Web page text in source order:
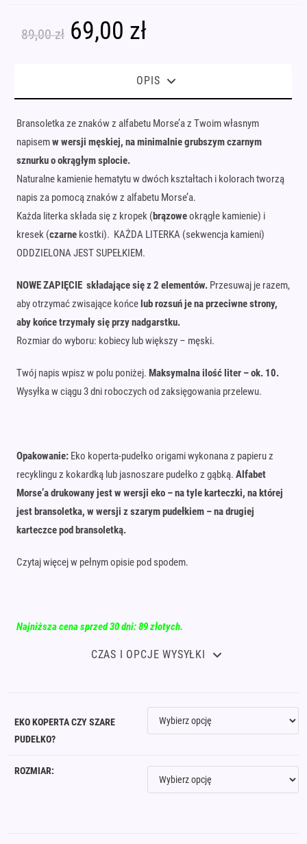
89,00zł
Pierwotna
cena
wynosiła:
69,00 złcena
OPIS
Bransoletka ze znaków z alfabetu Morse’a z Twoim własnym
napisemw wersji męskiej, na minimalnie grubszym czarnym
sznurku o okrągłym splocie.
Naturalne kamienie hematytu w dwóch kształtach i kolorach tworzą
napis za pomocą znaków z alfabetu Morse’a.
Każda literka składa się z kropek (brązoweokrągłe kamienie) i
kresek (czarne kostki). KAŻDA LITERKA (sekwencja kamieni)
ODDZIELONA JEST SUPEŁKIEM.
NOWE ZAPIĘCIE składające się z 2 elementów. Przesuwaj je razem,
aby otrzymać zwisające końcelub rozsuń je na przeciwne strony,
aby końce trzymały się przy nadgarstku.
Rozmiar do wyboru: kobiecy lub większy – męski.
Twój napis wpisz w polu poniżej.Maksymalna ilość liter – ok. 10.
Wysyłka w ciągu 3 dni roboczych od zaksięgowania przelewu.
Opakowanie: Eko koperta-pudełko origami wykonana z papieru z
recyklingu z kokardką lub jasnoszare pudełko z gąbką.Alfabet
Morse’a drukowany jest w wersji eko – na tyle karteczki, na której
jest bransoletka, w wersji z szarym pudełkiem – na drugiej
karteczce pod bransoletką.
Czytaj więcej w pełnym opisie pod spodem.
Najniższa cena sprzed 30 dni: 89 złotych.
CZAS I OPCJE WYSYŁKI
EKO KOPERTA CZY SZARE
PUDEŁKO?
ROZMIAR: